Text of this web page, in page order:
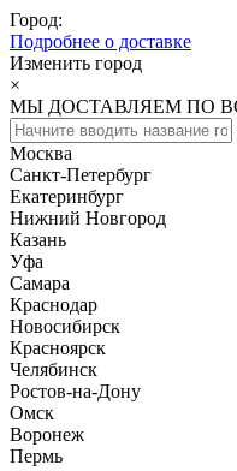
Город:
Подробнее о доставке
Изменить город
×
МЫ ДОСТАВЛЯЕМ ПО
Москва
Санкт-Петербург
Екатеринбург
Нижний Новгород
Казань
Уфа
Самара
Краснодар
Новосибирск
Красноярск
Челябинск
Ростов-на-Дону
Омск
Воронеж
Пермь